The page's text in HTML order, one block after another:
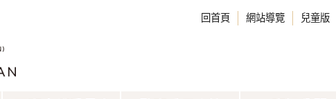
回首頁 網站導覽 兒童版